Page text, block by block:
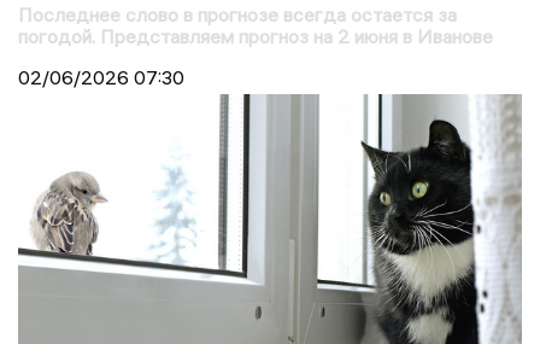
Последнее слово в прогнозе всегда остается за
погодой. Представляем прогноз на 2 июня в Иванове
02/06/2026 07:30